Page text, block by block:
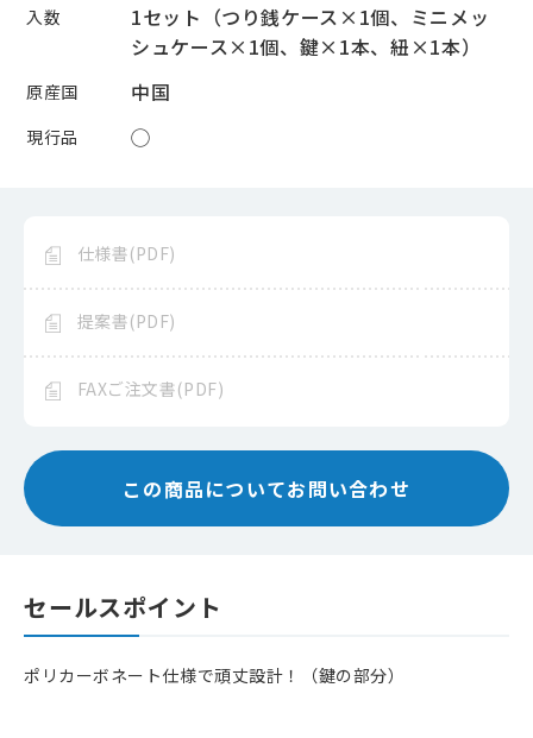
入数
1セット（つり銭ケース×1個、ミニメッ
シュケース×1個、鍵×1本、紐×1本）
原産国 中国
現行品 ◯
仕様書(PDF)
提案書(PDF)
FAXご注文書(PDF)
この商品についてお問い合わせ
セールスポイント
ポリカーボネート仕様で頑丈設計！（鍵の部分）